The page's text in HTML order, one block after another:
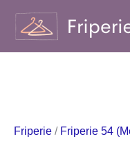
contenu
Friperie / Friperie 54